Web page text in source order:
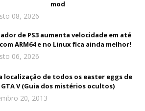
mod
08, 2026
de PS3 aumenta velocidade em até
ARM64 e no Linux fica ainda melhor!
06, 2026
localização de todos os easter eggs de
GTA V (Guia dos mistérios ocultos)
20, 2013